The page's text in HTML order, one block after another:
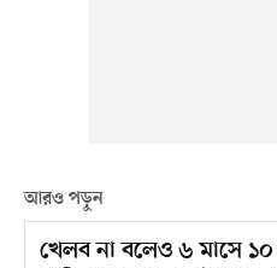
আরও পড়ুন
খেলব না বলেও ৬ মাসে ১০